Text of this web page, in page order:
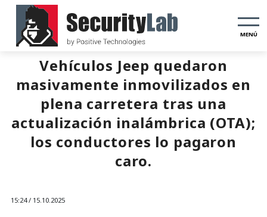
MENÚ
Vehículos Jeep quedaron
masivamente inmovilizados en
plena carretera tras una
actualización inalámbrica (OTA);
los conductores lo pagaron
caro.
15:24 / 15.10.2025